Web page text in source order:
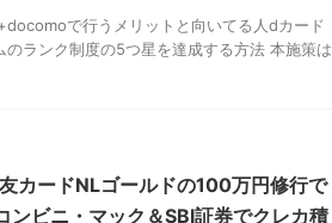
で行うメリットと向いてる人dカード
ランク制度の5つ星を達成する方法 本施策は
カードNLゴールドの100万円修行で
ンビニ・マック＆SBI証券でクレカ積